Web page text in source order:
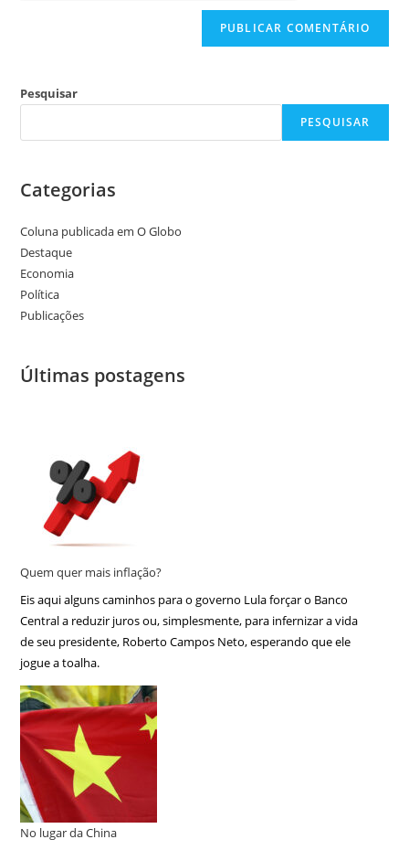
Pesquisar
PESQUISAR
Categorias
Coluna publicada em O Globo
Destaque
Economia
Política
Publicações
Últimas postagens
Quem quer mais inflação?
Eis aqui alguns caminhos para o governo Lula forçar o Banco
Central a reduzir juros ou, simplesmente, para infernizar a vida
de seu presidente, Roberto Campos Neto, esperando que ele
jogue a toalha.
No lugar da China